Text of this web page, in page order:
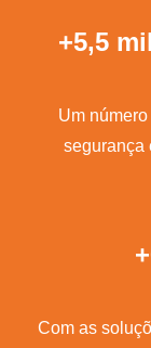
+5,5
Um
segurança
Com as